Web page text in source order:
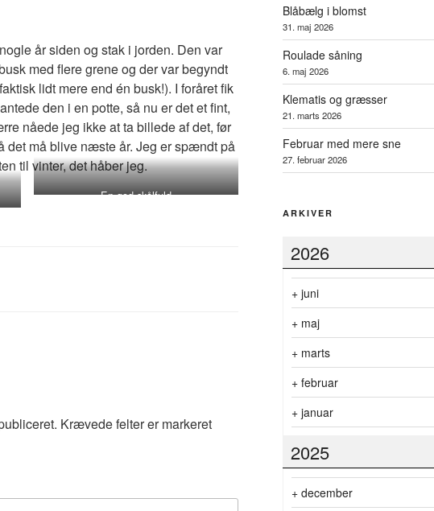
år siden og stak i jorden. Den var
med flere grene og der var begyndt
lidt mere end én busk!). I foråret fik
den i en potte, så nu er det et fint,
nåede jeg ikke at ta billede af det, før
det må blive næste år. Jeg er spændt på
til vinter, det håber jeg.
En god skålfuld
Krævede felter er markeret
Blåbælg i blomst
31. maj 2026
Roulade såning
6. maj 2026
Klematis og græsser
21. marts 2026
Februar med mere sne
27. februar 2026
ARKIVER
2026
+ juni
+ maj
+ marts
+ februar
+ januar
2025
+ december